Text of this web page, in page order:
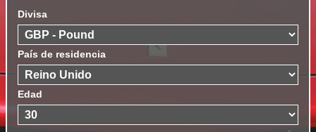
Divisa
País de residencia
Edad